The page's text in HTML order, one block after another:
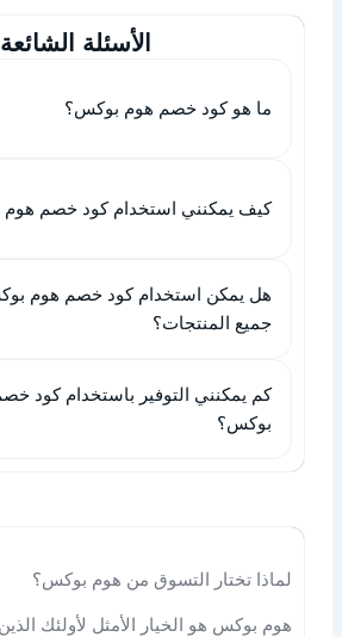
الأسئلة الشائعة
ما هو كود خصم هوم بوكس؟
كيف يمكنني استخدام كود خصم
هل يمكن استخدام كود خصم هوم
جميع المنتجات؟
كم يمكنني التوفير باستخدام كود
بوكس؟
لماذا تختار التسوق من هوم بوكس؟
هوم بوكس هو الخيار الأمثل لأولئك